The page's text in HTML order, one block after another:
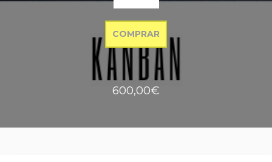
COMPRAR
600,00€